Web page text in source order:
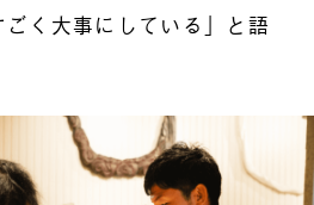
く大事にしている」と語